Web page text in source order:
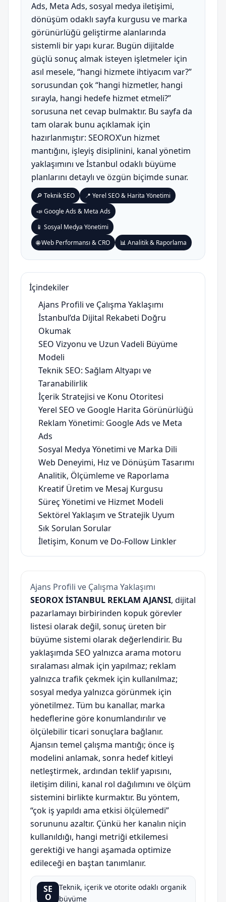
Ads, Meta Ads, sosyal medya iletişimi,
dönüşüm odaklı sayfa kurgusu ve marka
görünürlüğü geliştirme alanlarında
sistemli bir yapı kurar. Bugün dijitalde
güçlü sonuç almak isteyen işletmeler için
asıl mesele, “hangi hizmete ihtiyacım var?”
sorusundan çok “hangi hizmetler, hangi
sırayla, hangi hedefe hizmet etmeli?”
sorusuna net cevap bulmaktır. Bu sayfa da
tam olarak bunu açıklamak için
hazırlanmıştır: SEOROX’un hizmet
mantığını, işleyiş disiplinini, kanal yönetim
yaklaşımını ve İstanbul odaklı büyüme
planlarını detaylı ve özgün biçimde sunar.
🔎 Teknik SEO
📍 Yerel SEO & Harita Yönetimi
📣 Google Ads & Meta Ads
📱 Sosyal Medya Yönetimi
🌐 Web Performansı & CRO
📊 Analitik & Raporlama
İçindekiler
Ajans Profili ve Çalışma Yaklaşımı
İstanbul’da Dijital Rekabeti Doğru
Okumak
SEO Vizyonu ve Uzun Vadeli Büyüme
Modeli
Teknik SEO: Sağlam Altyapı ve
Taranabilirlik
İçerik Stratejisi ve Konu Otoritesi
Yerel SEO ve Google Harita Görünürlüğü
Reklam Yönetimi: Google Ads ve Meta
Ads
Sosyal Medya Yönetimi ve Marka Dili
Web Deneyimi, Hız ve Dönüşüm Tasarımı
Analitik, Ölçümleme ve Raporlama
Kreatif Üretim ve Mesaj Kurgusu
Süreç Yönetimi ve Hizmet Modeli
Sektörel Yaklaşım ve Stratejik Uyum
Sık Sorulan Sorular
İletişim, Konum ve Do-Follow Linkler
Ajans Profili ve Çalışma Yaklaşımı
SEOROX İSTANBUL REKLAM AJANSI, dijital
pazarlamayı birbirinden kopuk görevler
listesi olarak değil, sonuç üreten bir
büyüme sistemi olarak değerlendirir. Bu
yaklaşımda SEO yalnızca arama motoru
sıralaması almak için yapılmaz; reklam
yalnızca trafik çekmek için kullanılmaz;
sosyal medya yalnızca görünmek için
yönetilmez. Tüm bu kanallar, marka
hedeflerine göre konumlandırılır ve
ölçülebilir ticari sonuçlara bağlanır.
Ajansın temel çalışma mantığı; önce iş
modelini anlamak, sonra hedef kitleyi
netleştirmek, ardından teklif yapısını,
iletişim dilini, kanal rol dağılımını ve ölçüm
sistemini birlikte kurmaktır. Bu yöntem,
“çok iş yapıldı ama etkisi ölçülemedi”
sorununu azaltır. Çünkü her kanalın niçin
kullanıldığı, hangi metriği etkilemesi
gerektiği ve hangi aşamada optimize
edileceği en baştan tanımlanır.
SE
O
Teknik, içerik ve otorite odaklı organik
büyüme